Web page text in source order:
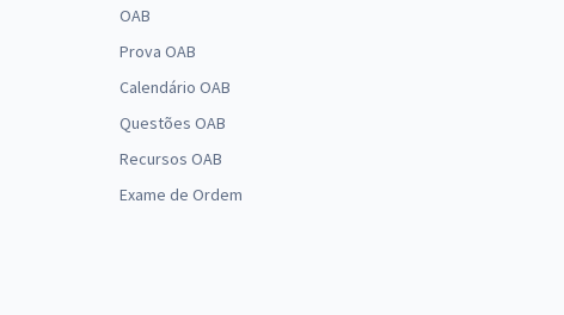
OAB
Prova OAB
Calendário OAB
Questões OAB
Recursos OAB
Exame de Ordem